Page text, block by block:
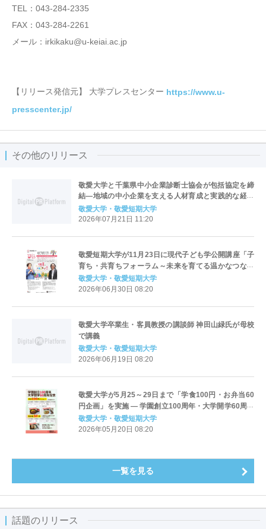
TEL：043-284-2335
FAX：043-284-2261
メール：irkikaku@u-keiai.ac.jp
【リリース発信元】 大学プレスセンター https://www.u-
presscenter.jp/
その他のリリース
敬愛大学と千葉県中小企業診断士協会が包括協定を締
結―地域の中小企業を支える人材育成と実践的な経営
教育を推進―
敬愛大学・敬愛短期大学
2026年07月21日 11:20
敬愛短期大学が11月23日に現代子ども学公開講座「子
育ち・共育ちフォーラム～未来を育てる温かなつなが
り～」第2弾「保育はやっぱりおもしろい！！」を開催
敬愛大学・敬愛短期大学
2026年06月30日 08:20
敬愛大学卒業生・客員教授の講談師 神田山緑氏が母校
で講義
敬愛大学・敬愛短期大学
2026年06月19日 08:20
敬愛大学が5月25～29日まで「学食100円・お弁当60
円企画」を実施 ― 学園創立100周年・大学開学60周年
記念事業の一環 ― 学生への感謝を込めて
敬愛大学・敬愛短期大学
2026年05月20日 08:20
一覧を見る
話題のリリース